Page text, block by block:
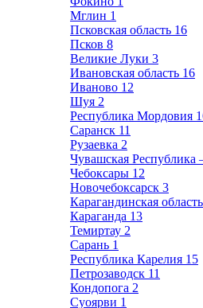
Мглин 1
Псковская область 16
Псков 8
Великие Луки 3
Ивановская область 16
Иваново 12
Шуя 2
Республика Мордовия
Саранск 11
Рузаевка 2
Чувашская
Чебоксары 12
Новочебоксарск 3
Карагандинская область
Караганда 13
Темиртау 2
Сарань 1
Республика Карелия 15
Петрозаводск 11
Кондопога 2
Суоярви 1